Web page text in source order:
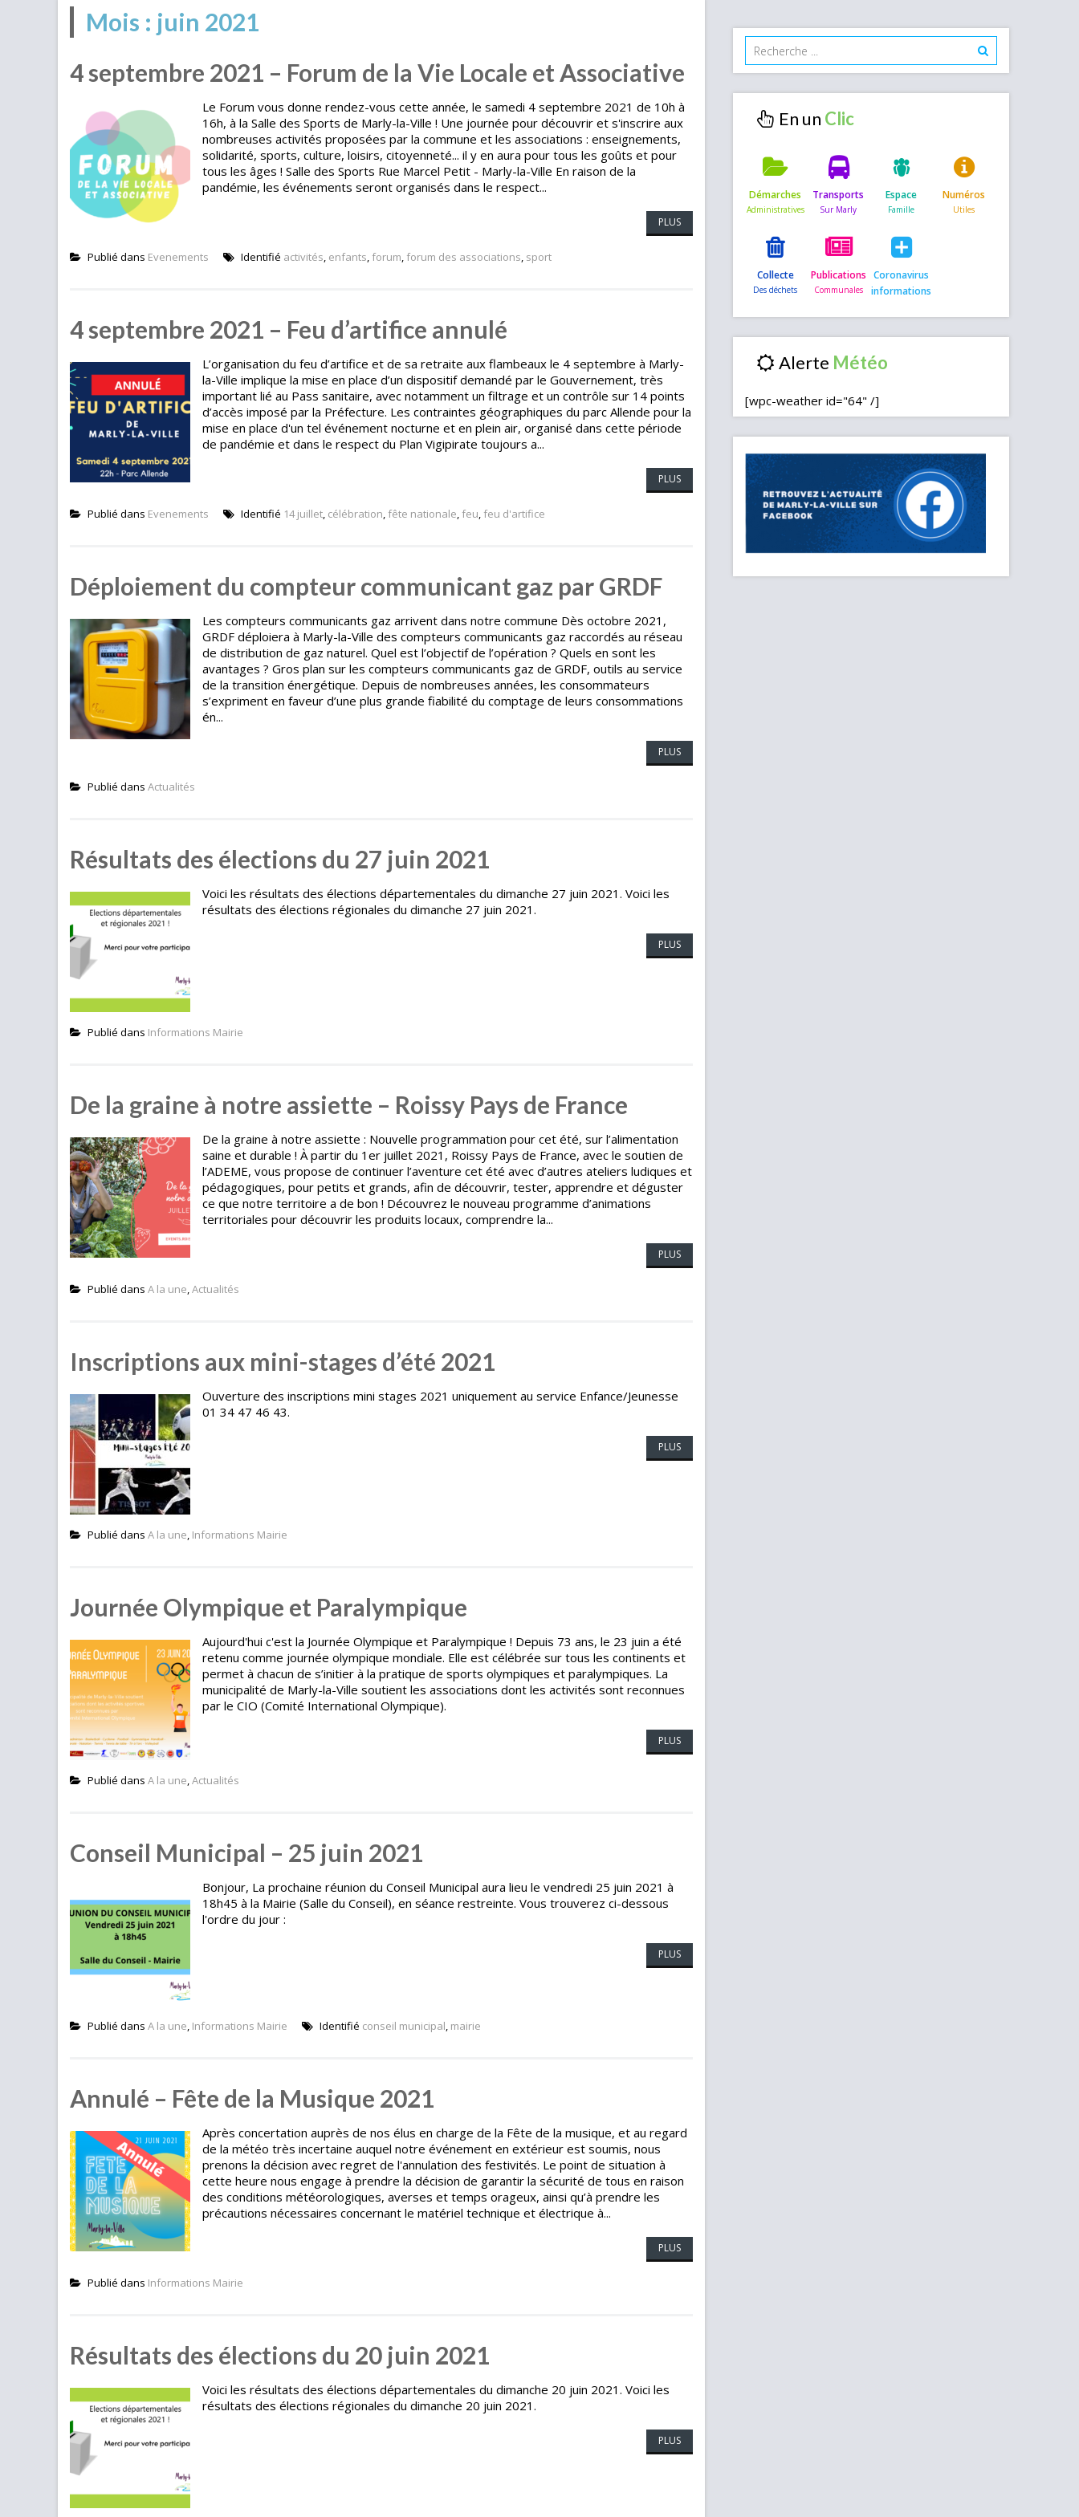
Mois : juin 2021
4 septembre 2021 – Forum de la Vie Locale et Associative
Le Forum vous donne rendez-vous cette année, le samedi 4 septembre 2021 de 10h à
16h, à la Salle des Sports de Marly-la-Ville ! Une journée pour découvrir et s'inscrire aux
nombreuses activités proposées par la commune et les associations : enseignements,
solidarité, sports, culture, loisirs, citoyenneté... il y en aura pour tous les goûts et pour
tous les âges ! Salle des Sports Rue Marcel Petit - Marly-la-Ville En raison de la
pandémie, les événements seront organisés dans le respect...
PLUS
Publié dans Evenements Identifié activités, enfants, forum, forum des associations, sport
4 septembre 2021 – Feu d’artifice annulé
L’organisation du feu d’artifice et de sa retraite aux flambeaux le 4 septembre à Marly-
la-Ville implique la mise en place d’un dispositif demandé par le Gouvernement, très
important lié au Pass sanitaire, avec notamment un filtrage et un contrôle sur 14 points
d’accès imposé par la Préfecture. Les contraintes géographiques du parc Allende pour la
mise en place d'un tel événement nocturne et en plein air, organisé dans cette période
de pandémie et dans le respect du Plan Vigipirate toujours a...
PLUS
Publié dans Evenements Identifié 14 juillet, célébration, fête nationale, feu, feu d'artifice
Déploiement du compteur communicant gaz par GRDF
Les compteurs communicants gaz arrivent dans notre commune Dès octobre 2021,
GRDF déploiera à Marly-la-Ville des compteurs communicants gaz raccordés au réseau
de distribution de gaz naturel. Quel est l’objectif de l’opération ? Quels en sont les
avantages ? Gros plan sur les compteurs communicants gaz de GRDF, outils au service
de la transition énergétique. Depuis de nombreuses années, les consommateurs
s’expriment en faveur d’une plus grande fiabilité du comptage de leurs consommations
én...
PLUS
Publié dans Actualités
Résultats des élections du 27 juin 2021
Voici les résultats des élections départementales du dimanche 27 juin 2021. Voici les
résultats des élections régionales du dimanche 27 juin 2021.
PLUS
Publié dans Informations Mairie
De la graine à notre assiette – Roissy Pays de France
De la graine à notre assiette : Nouvelle programmation pour cet été, sur l’alimentation
saine et durable ! À partir du 1er juillet 2021, Roissy Pays de France, avec le soutien de
l’ADEME, vous propose de continuer l’aventure cet été avec d’autres ateliers ludiques et
pédagogiques, pour petits et grands, afin de découvrir, tester, apprendre et déguster
ce que notre territoire a de bon ! Découvrez le nouveau programme d’animations
territoriales pour découvrir les produits locaux, comprendre la...
PLUS
Publié dans A la une,Actualités
Inscriptions aux mini-stages d’été 2021
Ouverture des inscriptions mini stages 2021 uniquement au service Enfance/Jeunesse
01 34 47 46 43.
PLUS
Publié dans A la une, Informations Mairie
Journée Olympique et Paralympique
Aujourd'hui c'est la Journée Olympique et Paralympique ! Depuis 73 ans, le 23 juin a été
retenu comme journée olympique mondiale. Elle est célébrée sur tous les continents et
permet à chacun de s’initier à la pratique de sports olympiques et paralympiques. La
municipalité de Marly-la-Ville soutient les associations dont les activités sont reconnues
par le CIO (Comité International Olympique).
PLUS
Publié dans A la une,Actualités
Conseil Municipal – 25 juin 2021
Bonjour, La prochaine réunion du Conseil Municipal aura lieu le vendredi 25 juin 2021 à
18h45 à la Mairie (Salle du Conseil), en séance restreinte. Vous trouverez ci-dessous
l'ordre du jour :
PLUS
Publié dans A la une, Informations Mairie Identifié conseil municipal, mairie
Annulé – Fête de la Musique 2021
Après concertation auprès de nos élus en charge de la Fête de la musique, et au regard
de la météo très incertaine auquel notre événement en extérieur est soumis, nous
prenons la décision avec regret de l'annulation des festivités. Le point de situation à
cette heure nous engage à prendre la décision de garantir la sécurité de tous en raison
des conditions météorologiques, averses et temps orageux, ainsi qu’à prendre les
précautions nécessaires concernant le matériel technique et électrique à...
PLUS
Publié dans Informations Mairie
Résultats des élections du 20 juin 2021
Voici les résultats des élections départementales du dimanche 20 juin 2021. Voici les
résultats des élections régionales du dimanche 20 juin 2021.
PLUS
En un
Démarches Transports Espace Numéros
Collecte Publications Coronavirus
informations
Alerte
[wpc-weather id="64" /]